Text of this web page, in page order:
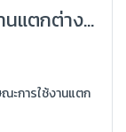
นแตกต่าง
ะการใช้งานแตก